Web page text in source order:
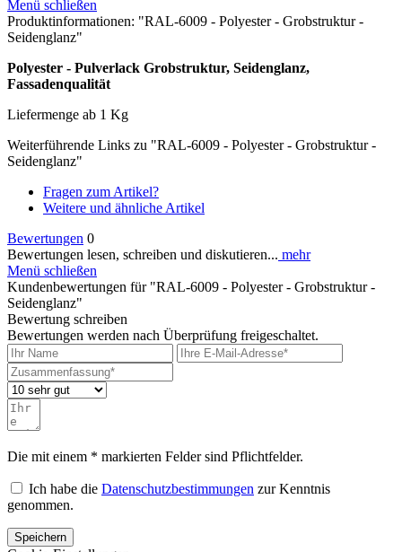
Menü schließen
Produktinformationen: "RAL-6009 - Polyester - Grobstruktur -
Seidenglanz"
Polyester - Pulverlack Grobstruktur, Seidenglanz,
Fassadenqualität
Liefermenge ab 1 Kg
Weiterführende Links zu "RAL-6009 - Polyester - Grobstruktur -
Seidenglanz"
Fragen zum Artikel?
Weitere und ähnliche Artikel
Bewertungen 0
Bewertungen lesen, schreiben und diskutieren... mehr
Menü schließen
Kundenbewertungen für "RAL-6009 - Polyester - Grobstruktur -
Seidenglanz"
Bewertung schreiben
Bewertungen werden nach Überprüfung freigeschaltet.
Die mit einem * markierten Felder sind Pflichtfelder.
Ich habe die Datenschutzbestimmungen zur Kenntnis
genommen.
Speichern